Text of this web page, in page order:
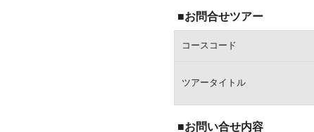
■お問合せツアー
コースコード
ツアータイトル
■お問い合せ内容